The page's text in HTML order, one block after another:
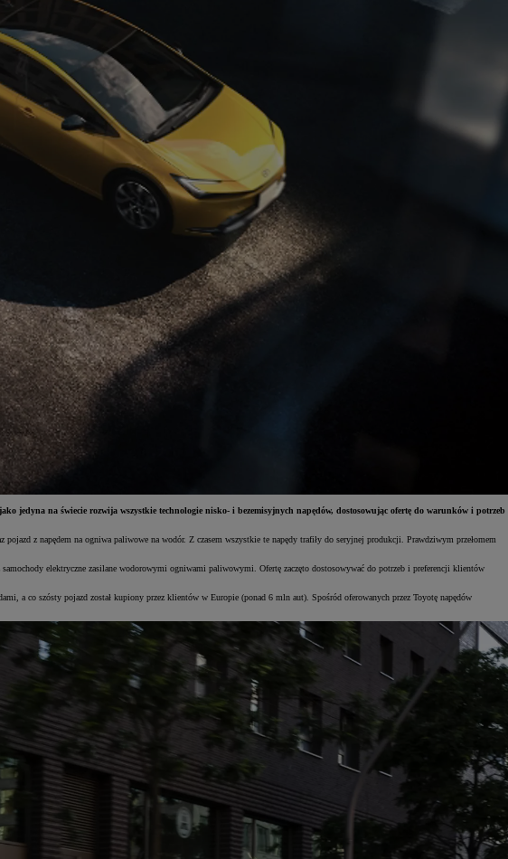
jedyna na świecie rozwija wszystkie technologie nisko- i bezemisyjnych napędów, dostosowując ofertę do warunków i potrzeb
z napędem na ogniwa paliwowe na wodór. Z czasem wszystkie te napędy trafiły do seryjnej produkcji. Prawdziwym przełomem
elektryczne zasilane wodorowymi ogniwami paliwowymi. Ofertę zaczęto dostosowywać do potrzeb i preferencji klientów
a co szósty pojazd został kupiony przez klientów w Europie (ponad 6 mln aut). Spośród oferowanych przez Toyotę napędów